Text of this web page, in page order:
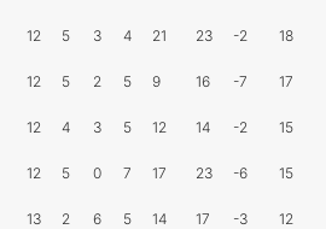
12 5 3 4 21 23 -2 18
12 5 2 5 9 16 -7 17
12 4 3 5 12 14 -2 15
12 5 0 7 17 23 -6 15
13 2 6 5 14 17 -3 12